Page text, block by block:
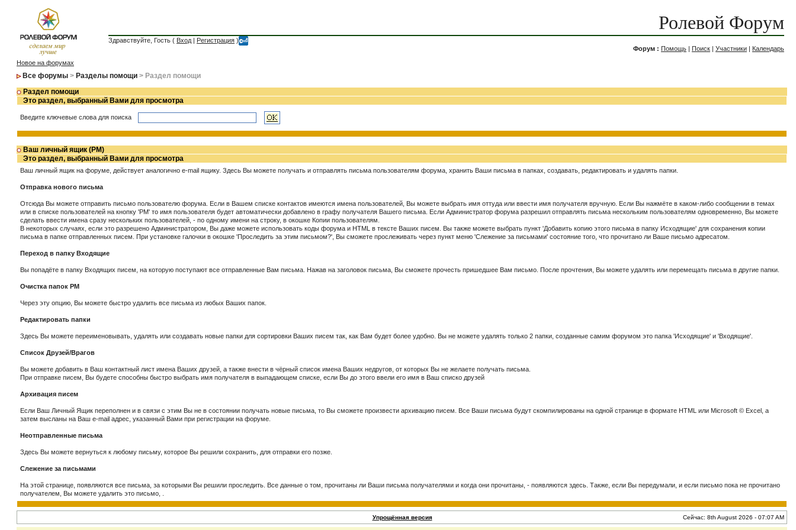
Ролевой Форум
Здравствуйте, Гость ( Вход | Регистрация )
Форум : Помощь | Поиск | Участники | Календарь
Новое на форумах
Все форумы > Разделы помощи > Раздел помощи
Раздел помощи
Это раздел, выбранный Вами для просмотра
Введите ключевые слова для поиска
Ваш личный ящик (PM)
Это раздел, выбранный Вами для просмотра
Ваш личный ящик на форуме, действует аналогично e-mail ящику. Здесь Вы можете получать и отправлять письма пользователям форума, хранить Ваши письма в папках, создавать, редактировать и удалять папки.
Отправка нового письма
Отсюда Вы можете отправить письмо пользователю форума. Если в Вашем списке контактов имеются имена пользователей, Вы можете выбрать имя оттуда или ввести имя получателя вручную. Если Вы нажмёте в каком-либо сообщении в темах
или в списке пользователей на кнопку 'PM' то имя пользователя будет автоматически добавлено в графу получателя Вашего письма. Если Администратор форума разрешил отправлять письма нескольким пользователям одновременно, Вы можете
сделать ввести имена сразу нескольких пользователей, - по одному имени на строку, в окошке Копии пользователям.
В некоторых случаях, если это разрешено Администратором, Вы даже можете использовать коды форума и HTML в тексте Ваших писем. Вы также можете выбрать пункт 'Добавить копию этого письма в папку Исходящие' для сохранения копии
письма в папке отправленных писем. При установке галочки в окошке 'Проследить за этим письмом?', Вы сможете прослеживать через пункт меню 'Слежение за письмами' состояние того, что прочитано ли Ваше письмо адресатом.
Переход в папку Входящие
Вы попадёте в папку Входящих писем, на которую поступают все отправленные Вам письма. Нажав на заголовок письма, Вы сможете прочесть пришедшее Вам письмо. После прочтения, Вы можете удалять или перемещать письма в другие папки.
Очистка папок РМ
Через эту опцию, Вы можете быстро удалить все письма из любых Ваших папок.
Редактировать папки
Здесь Вы можете переименовывать, удалять или создавать новые папки для сортировки Ваших писем так, как Вам будет более удобно. Вы не можете удалять только 2 папки, созданные самим форумом это папка 'Исходящие' и 'Входящие'.
Список Друзей/Врагов
Вы можете добавить в Ваш контактный лист имена Ваших друзей, а также внести в чёрный список имена Ваших недругов, от которых Вы не желаете получать письма.
При отправке писем, Вы будете способны быстро выбрать имя получателя в выпадающем списке, если Вы до этого ввели его имя в Ваш списко друзей
Архивация писем
Если Ваш Личный Ящик переполнен и в связи с этим Вы не в состоянии получать новые письма, то Вы сможете произвести архивацию писем. Все Ваши письма будут скомпилированы на одной странице в формате HTML или Microsoft © Excel, а
затем высланы на Ваш e-mail адрес, указанный Вами при регистрации на форуме.
Неотправленные письма
Здесь Вы можете вернуться к любому письму, которое Вы решили сохранить, для отправки его позже.
Слежение за письмами
На этой странице, появляются все письма, за которыми Вы решили проследить. Все данные о том, прочитаны ли Ваши письма получателями и когда они прочитаны, - появляются здесь. Также, если Вы передумали, и если письмо пока не прочитано
получателем, Вы можете удалить это письмо, .
Упрощённая версия Сейчас: 8th August 2026 - 07:07 AM